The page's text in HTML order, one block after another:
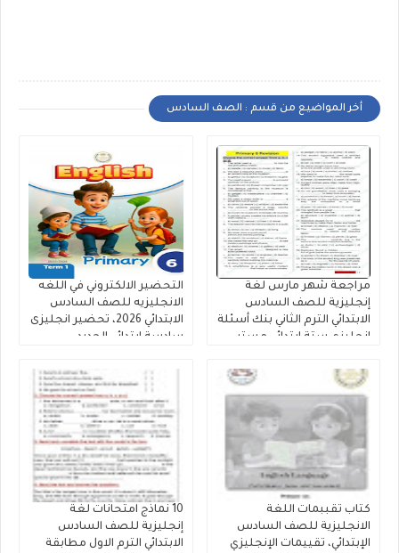
أخر المواضيع من قسم : الصف السادس
مراجعة شهر مارس لغة
إنجليزية للصف السادس
الابتدائي الترم الثاني بنك أسئلة
إنجليزي ستة ابتدائي مستر
التحضير الالكتروني في اللغه
الانجليزيه للصف السادس
الابتدائي 2026، تحضير انجليزى
سادسة ابتدائي الجديد
كتاب تقببمات اللغة
الانجليزية للصف السادس
الإبتدائي، تقييمات الإنجليزي
10 نماذج امتحانات لغة
إنجليزية للصف السادس
الابتدائي الترم الاول مطابقة